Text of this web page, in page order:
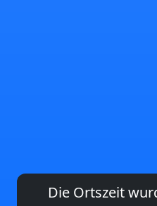
Die Ortszeit